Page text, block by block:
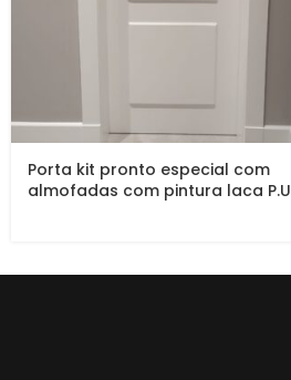
Porta kit pronto especial com
almofadas com pintura laca P.U